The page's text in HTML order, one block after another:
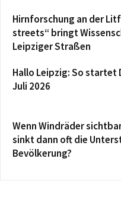
Hirnforschung an der
streets“ bringt
Leipziger Straßen
Hallo Leipzig: So startet
Juli 2026
Wenn Windräder
sinkt dann oft die
Bevölkerung?